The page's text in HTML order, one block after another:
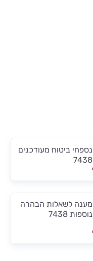
נספחי ביטוח מעודכנים
7438
מענה לשאלות הבהרה
נוספות 7438